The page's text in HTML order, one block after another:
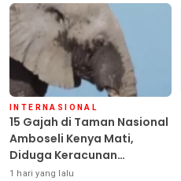
INTERNASIONAL
15 Gajah di Taman Nasional
Amboseli Kenya Mati,
Diduga Keracunan
Pestisida
1 hari yang lalu